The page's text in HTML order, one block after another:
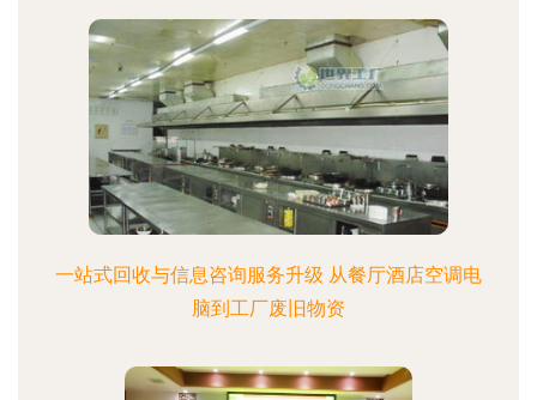
一站式回收与信息咨询服务升级 从餐厅酒店空调电
脑到工厂废旧物资